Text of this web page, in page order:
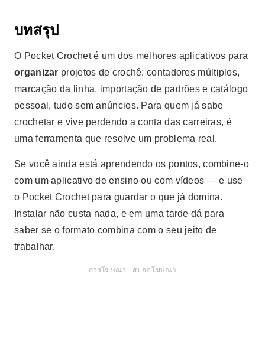
บทสรุป
O Pocket Crochet é um dos melhores aplicativos para
organizar projetos de crochê: contadores múltiplos,
marcação da linha, importação de padrões e catálogo
pessoal, tudo sem anúncios. Para quem já sabe
crochetar e vive perdendo a conta das carreiras, é
uma ferramenta que resolve um problema real.
Se você ainda está aprendendo os pontos, combine-o
com um aplicativo de ensino ou com vídeos — e use
o Pocket Crochet para guardar o que já domina.
Instalar não custa nada, e em uma tarde dá para
saber se o formato combina com o seu jeito de
trabalhar.
การโฆษณา - สปอตโฆษณา